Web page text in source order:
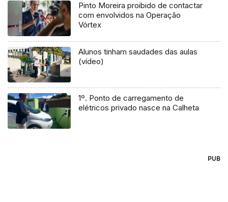
Pinto Moreira proibido de contactar
com envolvidos na Operação
Vórtex
Alunos tinham saudades das aulas
(vídeo)
1º. Ponto de carregamento de
elétricos privado nasce na Calheta
PUB